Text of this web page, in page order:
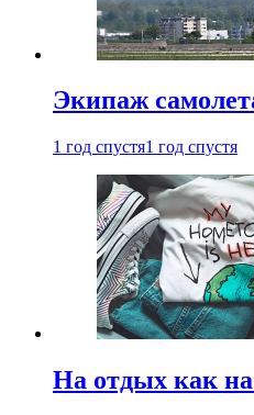
Экипаж
1 год спустя1 год спустя
На отдых как на